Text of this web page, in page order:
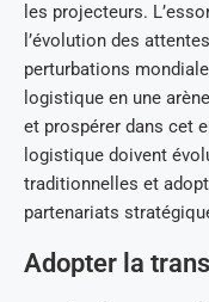
les projecteurs.
l’évolution des
perturbations
logistique en une
et prospérer dans cet
logistique doivent
traditionnelles et
partenariats
Adopter la